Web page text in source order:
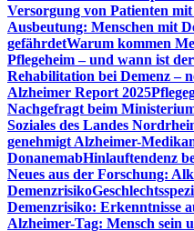
Versorgung von Patienten mit
Ausbeutung: Menschen mit
gefährdetWarum kommen
Pflegeheim – und wann ist
Rehabilitation bei Demenz –
Alzheimer Report 2025
Nachgefragt beim
Soziales des Landes
genehmigt Alzheimer-
DonanemabHinlauftendenz
Neues aus der Forschung:
Demenzrisiko
Demenzrisiko: Erkenntnisse
Alzheimer-Tag: Mensch sein